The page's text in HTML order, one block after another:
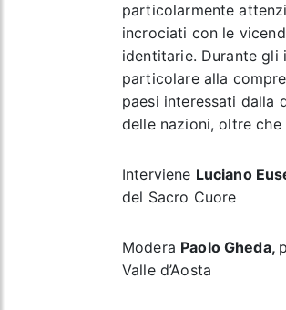
particolarmente
incrociati con le
identitarie. Durante
particolare alla
paesi interessati dalla
delle nazioni, oltre
Interviene Luciano
del Sacro Cuore
Modera Paolo Gheda,
Valle d’Aosta